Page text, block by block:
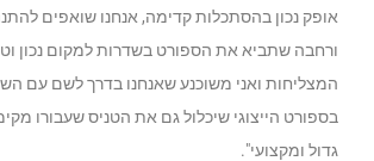
אופק נכון בהסתכלות קדימה, אנחנו שואפים
ורחבה שתביא את הספורט בשדרות למקום נכון
המצליחות ואני משוכנע שאנחנו בדרך לשם עם
בספורט הייצוגי שיכלול גם את הטניס שעבורו
גדול ומקצועי".